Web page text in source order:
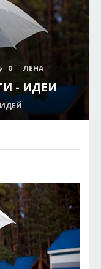
0 ЛЕНА
- ИДЕИ